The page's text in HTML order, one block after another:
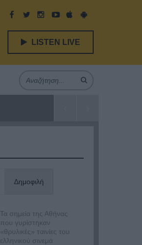
LISTEN LIVE
Δημοφιλή
Τα σημεία της Αθήνας
που γυρίστηκαν
«θρυλικές» ταινίες του
ελληνικού σινεμά